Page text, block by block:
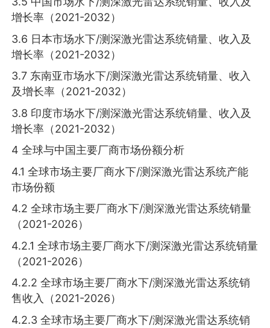
增长率（2021-2032）
3.6 日本市场水下/测深激光雷达系统销量、收入及
增长率（2021-2032）
3.7 东南亚市场水下/测深激光雷达系统销量、收入
及增长率（2021-2032）
3.8 印度市场水下/测深激光雷达系统销量、收入及
增长率（2021-2032）
4 全球与中国主要厂商市场份额分析
4.1 全球市场主要厂商水下/测深激光雷达系统产能
市场份额
4.2 全球市场主要厂商水下/测深激光雷达系统销量
（2021-2026）
4.2.1 全球市场主要厂商水下/测深激光雷达系统销量
（2021-2026）
4.2.2 全球市场主要厂商水下/测深激光雷达系统销
售收入（2021-2026）
4.2.3 全球市场主要厂商水下/测深激光雷达系统销